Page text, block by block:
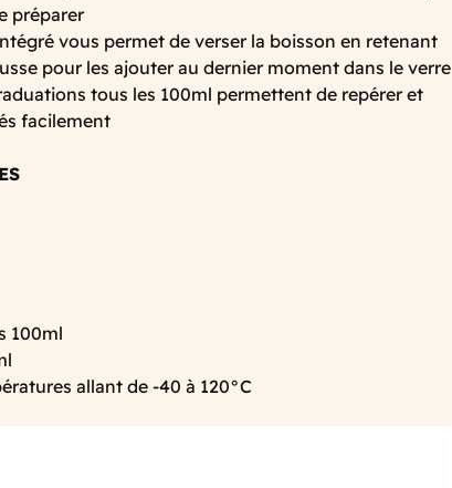
préparer
vous permet de verser la boisson en retenant
pour les ajouter au dernier moment dans le verre
tous les 100ml permettent de repérer et
facilement
100ml
allant de -40 à 120°C